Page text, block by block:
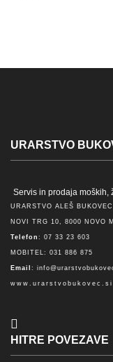
URARSTVO
Servis in prodaja moških,
URARSTVO ALEŠ BUKOVEC
NOVI TRG 10, 8000 NOVO
Telefon : 07 33 23 603
MOBITEL: 031 886 875
Email :
www.urarstvobukovec.si
HITRE POVEZAVE